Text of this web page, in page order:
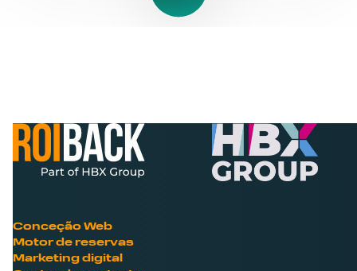
Conceção Web
Motor de reservas
Marketing digital